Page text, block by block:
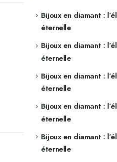
Bijoux en diamant :
éternelle
Bijoux en diamant :
éternelle
Bijoux en diamant :
éternelle
Bijoux en diamant :
éternelle
Bijoux en diamant :
éternelle